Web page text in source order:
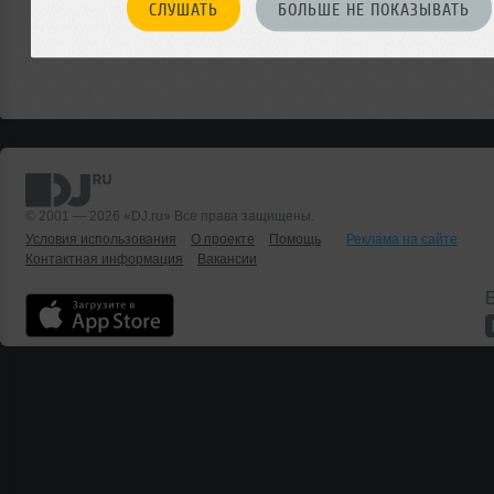
СЛУШАТЬ БОЛЬШЕ НЕ ПОКАЗЫВАТЬ
© 2001 — 2026 «DJ.ru» Все права защищены.
Условия использования
О проекте Помощь
Реклама на сайте
Контактная информация
Вакансии